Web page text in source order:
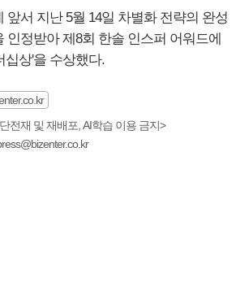
앞서 지난 5월 14일 차별화 전략의 완성
인정받아 제8회 한솔 인스퍼 어워드에
십상'을 수상했다.
전재 및 재배포, AI학습 이용 금지>